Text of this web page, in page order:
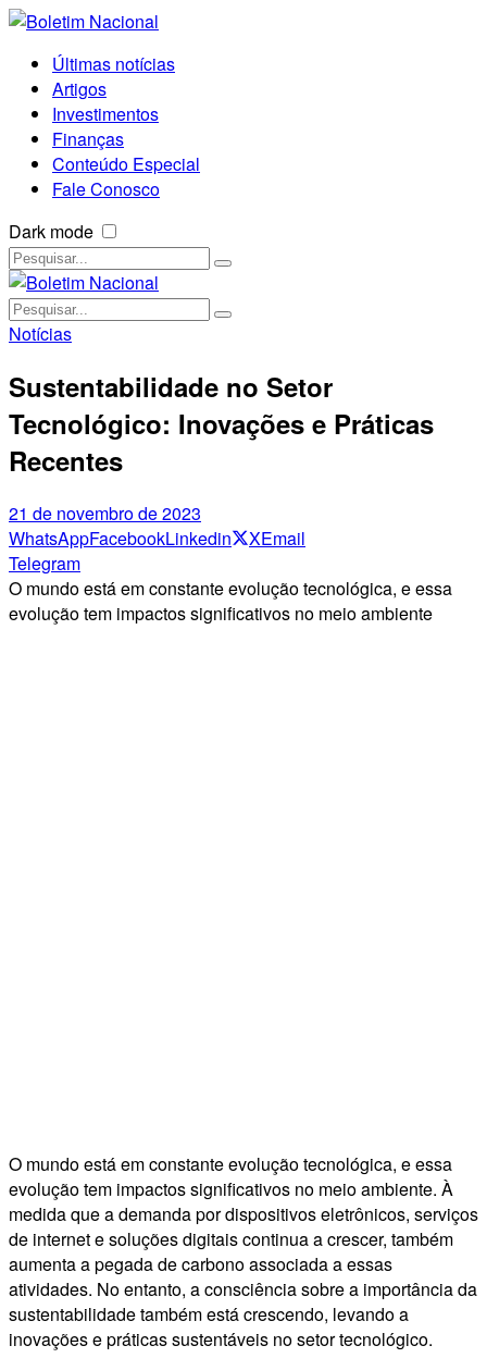
Últimas notícias
Artigos
Investimentos
Finanças
Conteúdo Especial
Fale Conosco
Dark mode
Notícias
Sustentabilidade no Setor
Tecnológico: Inovações e Práticas
Recentes
21 de novembro de 2023
WhatsAppFacebookLinkedin XEmail
Telegram
O mundo está em constante evolução tecnológica, e essa
evolução tem impactos significativos no meio ambiente
O mundo está em constante evolução tecnológica, e essa
evolução tem impactos significativos no meio ambiente. À
medida que a demanda por dispositivos eletrônicos, serviços
de internet e soluções digitais continua a crescer, também
aumenta a pegada de carbono associada a essas
atividades. No entanto, a consciência sobre a importância da
sustentabilidade também está crescendo, levando a
inovações e práticas sustentáveis no setor tecnológico.